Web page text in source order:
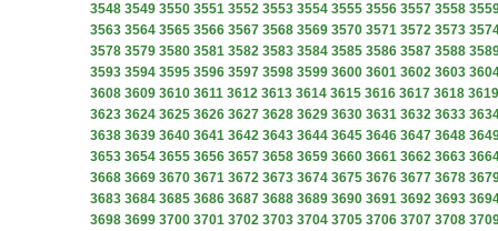
3548 3549 3550 3551 3552 3553 3554 3555 3556 3557 3558
3563 3564 3565 3566 3567 3568 3569 3570 3571 3572 3573
3578 3579 3580 3581 3582 3583 3584 3585 3586 3587 3588
3593 3594 3595 3596 3597 3598 3599 3600 3601 3602 3603
3608 3609 3610 3611 3612 3613 3614 3615 3616 3617 3618 3619
3623 3624 3625 3626 3627 3628 3629 3630 3631 3632 3633
3638 3639 3640 3641 3642 3643 3644 3645 3646 3647 3648
3653 3654 3655 3656 3657 3658 3659 3660 3661 3662 3663
3668 3669 3670 3671 3672 3673 3674 3675 3676 3677 3678
3683 3684 3685 3686 3687 3688 3689 3690 3691 3692 3693
3698 3699 3700 3701 3702 3703 3704 3705 3706 3707 3708